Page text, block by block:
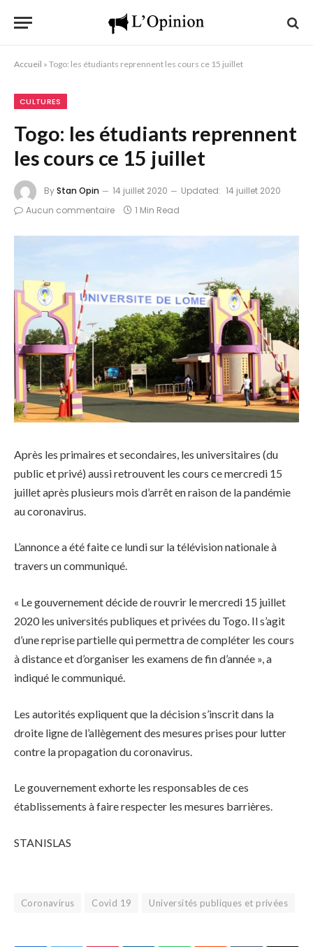
Accueil » Togo: les étudiants reprennent les cours ce 15 juillet
CULTURES
Togo: les étudiants reprennent
les cours ce 15 juillet
ByStan Opin 14 juillet 2020 Updated: 14 juillet 2020
Aucun commentaire
1 Min Read
Après les primaires et secondaires, les universitaires (du
public et privé) aussi retrouvent les cours ce mercredi 15
juillet après plusieurs mois d’arrêt en raison de la pandémie
au coronavirus.
L’annonce a été faite ce lundi sur la télévision nationale à
travers un communiqué.
« Le gouvernement décide de rouvrir le mercredi 15 juillet
2020 les universités publiques et privées du Togo. Il s’agit
d’une reprise partielle qui permettra de compléter les cours
à distance et d’organiser les examens de fin d’année », a
indiqué le communiqué.
Les autorités expliquent que la décision s’inscrit dans la
droite ligne de l’allègement des mesures prises pour lutter
contre la propagation du coronavirus.
Le gouvernement exhorte les responsables de ces
établissements à faire respecter les mesures barrières.
STANISLAS
Coronavirus Covid 19 Universités publiques et privées